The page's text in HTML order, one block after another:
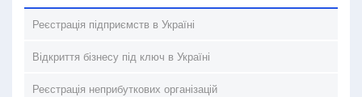
Реєстрація підприємств в Україні
Відкриття бізнесу під ключ в Україні
Реєстрація неприбуткових організацій